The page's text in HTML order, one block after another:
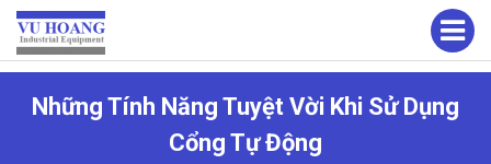
Những Tính Năng Tuyệt Vời Khi Sử Dụng
Cổng Tự Động